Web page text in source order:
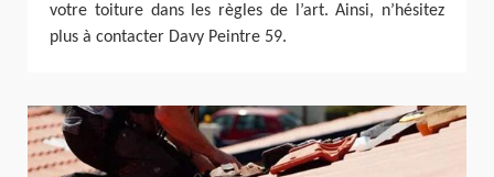
votre toiture dans les règles de l’art. Ainsi, n’hésitez
plus à contacter Davy Peintre 59.